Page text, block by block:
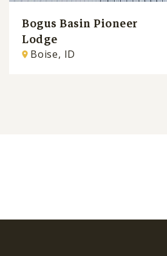
Bogus Basin Pioneer
Lodge
Boise, ID